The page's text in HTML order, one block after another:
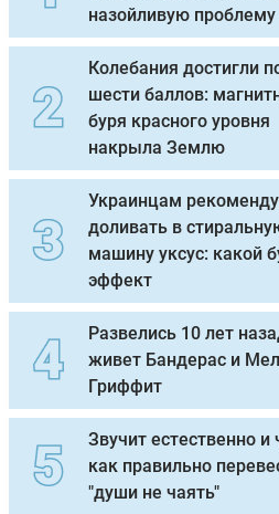
назойливую проблему
Колебания достигли
шести баллов:
буря красного уровня
накрыла Землю
Украинцам
доливать в
машину уксус: какой
эффект
Развелись 10 лет
живет Бандерас и
Гриффит
Звучит естественно и
как правильно
"души не чаять"